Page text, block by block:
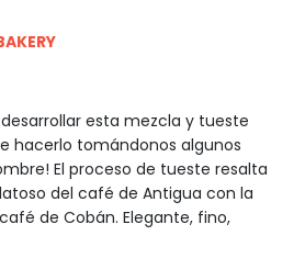
desarrollar esta mezcla y tueste
hacerlo tomándonos algunos
El proceso de tueste resalta
del café de Antigua con la
de Cobán. Elegante, fino,